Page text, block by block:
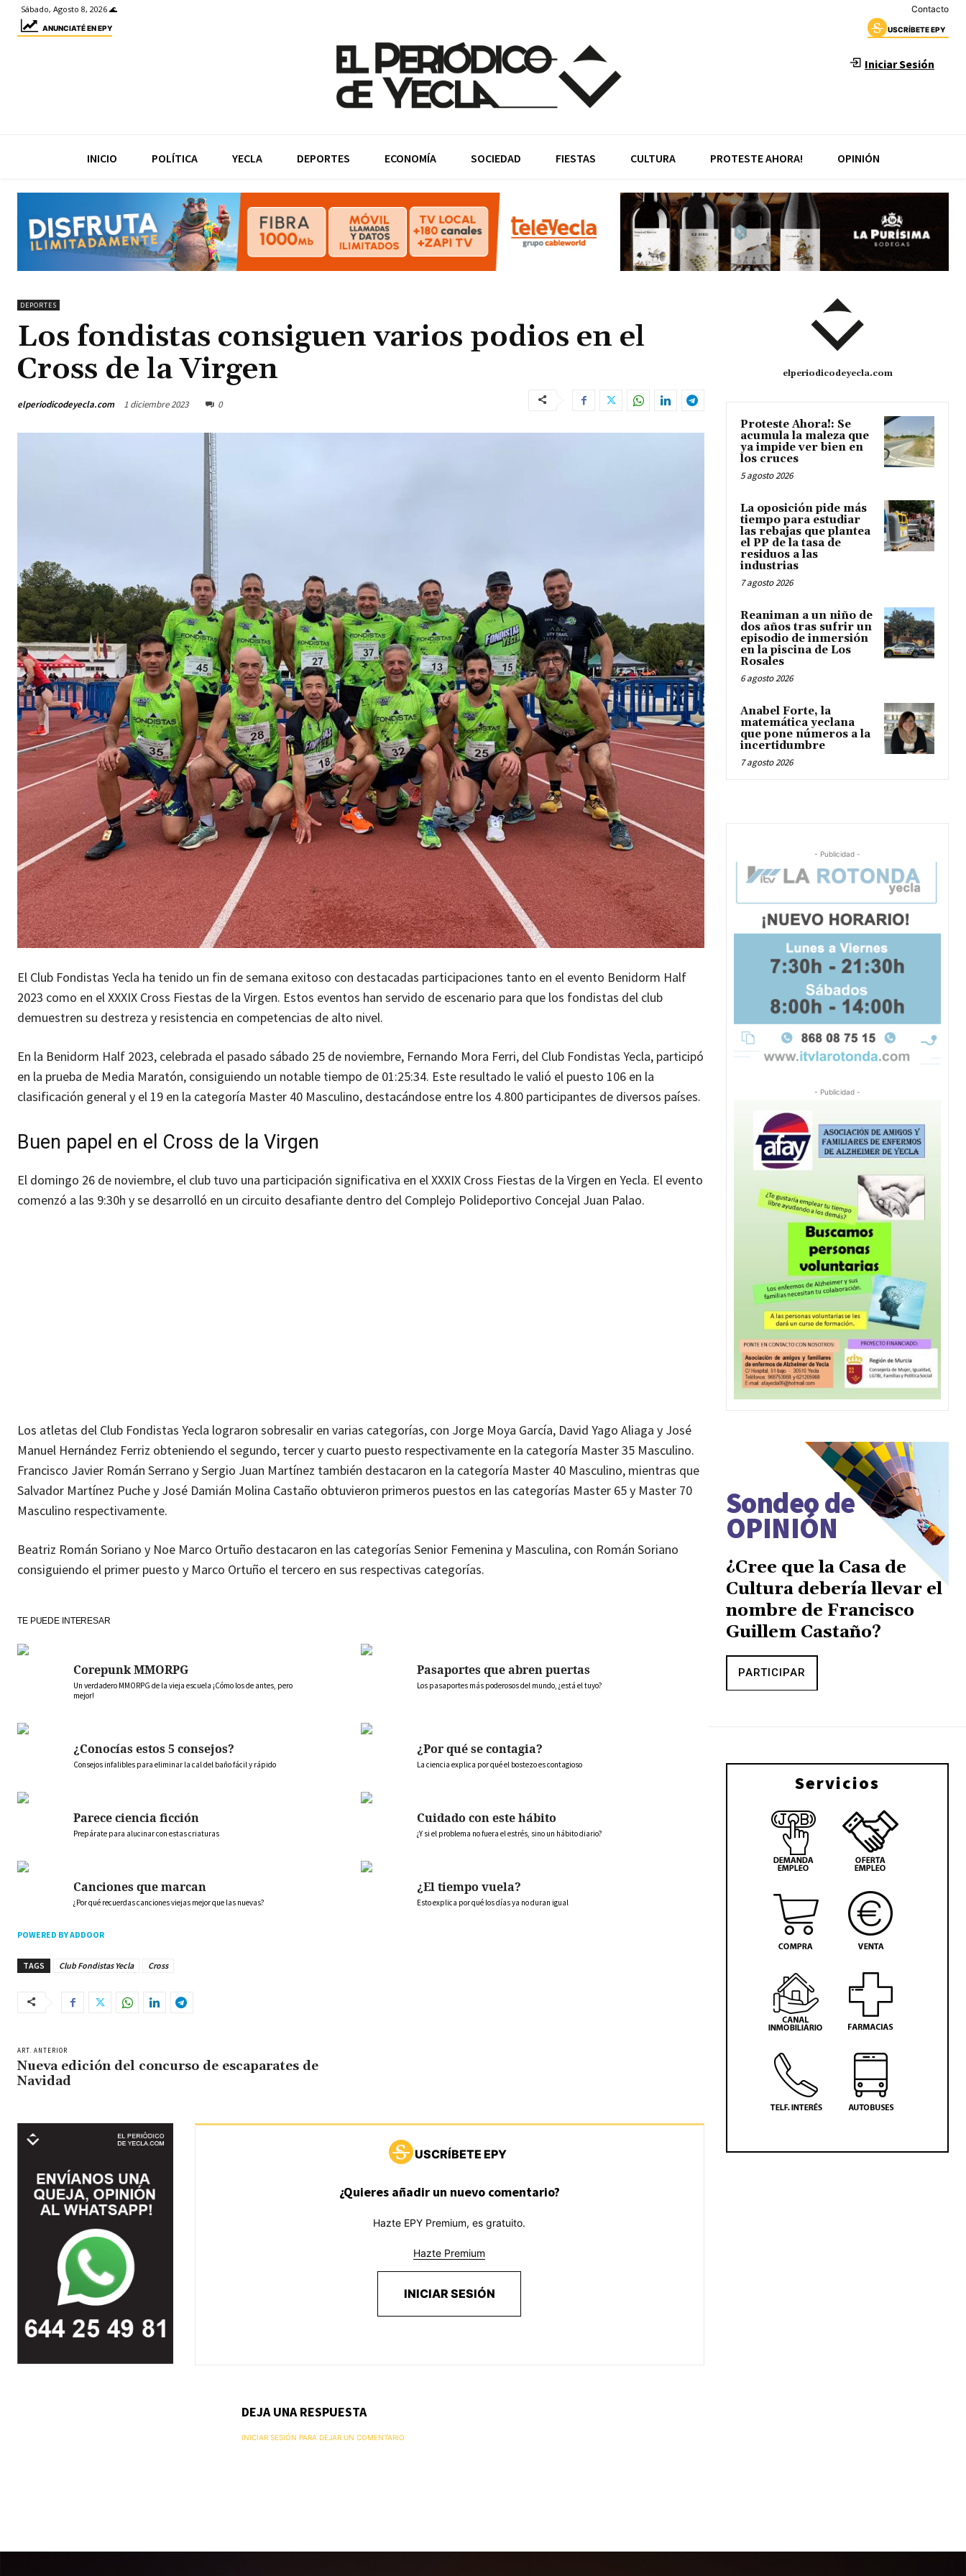
Sábado, Agosto 8, 2026 🌊 Contacto
ANUNCIATÉ EN EPY USCRÍBETE EPY
Iniciar Sesión
INICIO POLÍTICA YECLA DEPORTES ECONOMÍA SOCIEDAD FIESTAS CULTURA PROTESTE AHORA! OPINIÓN
DEPORTES
Los fondistas consiguen varios podios en el
Cross de la Virgen
elperiodicodeyecla.com 1 diciembre 2023 0
El Club Fondistas Yecla ha tenido un fin de semana exitoso con destacadas participaciones tanto en el evento Benidorm Half
2023 como en el XXXIX Cross Fiestas de la Virgen. Estos eventos han servido de escenario para que los fondistas del club
demuestren su destreza y resistencia en competencias de alto nivel.
En la Benidorm Half 2023, celebrada el pasado sábado 25 de noviembre, Fernando Mora Ferri, del Club Fondistas Yecla, participó
en la prueba de Media Maratón, consiguiendo un notable tiempo de 01:25:34. Este resultado le valió el puesto 106 en la
clasificación general y el 19 en la categoría Master 40 Masculino, destacándose entre los 4.800 participantes de diversos países.
Buen papel en el Cross de la Virgen
El domingo 26 de noviembre, el club tuvo una participación significativa en el XXXIX Cross Fiestas de la Virgen en Yecla. El evento
comenzó a las 9:30h y se desarrolló en un circuito desafiante dentro del Complejo Polideportivo Concejal Juan Palao.
Los atletas del Club Fondistas Yecla lograron sobresalir en varias categorías, con Jorge Moya García, David Yago Aliaga y José
Manuel Hernández Ferriz obteniendo el segundo, tercer y cuarto puesto respectivamente en la categoría Master 35 Masculino.
Francisco Javier Román Serrano y Sergio Juan Martínez también destacaron en la categoría Master 40 Masculino, mientras que
Salvador Martínez Puche y José Damián Molina Castaño obtuvieron primeros puestos en las categorías Master 65 y Master 70
Masculino respectivamente.
Beatriz Román Soriano y Noe Marco Ortuño destacaron en las categorías Senior Femenina y Masculina, con Román Soriano
consiguiendo el primer puesto y Marco Ortuño el tercero en sus respectivas categorías.
TE PUEDE INTERESAR
Corepunk MMORPG
Un verdadero MMORPG de la vieja escuela ¡Cómo los de antes, pero
mejor!
Pasaportes que abren puertas
Los pasaportes más poderosos del mundo, ¿está el tuyo?
¿Conocías estos 5 consejos?
Consejos infalibles para eliminar la cal del baño fácil y rápido
¿Por qué se contagia?
La ciencia explica por qué el bostezo es contagioso
Parece ciencia ficción
Prepárate para alucinar con estas criaturas
Cuidado con este hábito
¿Y si el problema no fuera el estrés, sino un hábito diario?
Canciones que marcan
¿Por qué recuerdas canciones viejas mejor que las nuevas?
¿El tiempo vuela?
Esto explica por qué los días ya no duran igual
POWERED BY ADDOOR
TAGS Club Fondistas Yecla Cross
ART. ANTERIOR
Nueva edición del concurso de escaparates de
Navidad
USCRÍBETE EPY
¿Quieres añadir un nuevo comentario?
Hazte EPY Premium, es gratuito.
Hazte Premium
INICIAR SESIÓN
DEJA UNA RESPUESTA
INICIAR SESIÓN PARA DEJAR UN COMENTARIO
elperiodicodeyecla.com
Proteste Ahora!: Se
acumula la maleza que
ya impide ver bien en
los cruces
5 agosto 2026
La oposición pide más
tiempo para estudiar
las rebajas que plantea
el PP de la tasa de
residuos a las
industrias
7 agosto 2026
Reaniman a un niño de
dos años tras sufrir un
episodio de inmersión
en la piscina de Los
Rosales
6 agosto 2026
Anabel Forte, la
matemática yeclana
que pone números a la
incertidumbre
7 agosto 2026
- Publicidad -
- Publicidad -
Sondeo de
OPINIÓN
¿Cree que la Casa de
Cultura debería llevar el
nombre de Francisco
Guillem Castaño?
PARTICIPAR
Servicios